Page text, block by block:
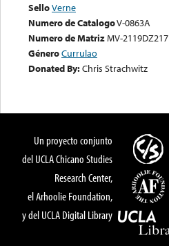
SelloVerne
Numero de CatalogoV-0863A
Numero de MatrizMV-2119DZ217
GéneroCurrulao
Donated By:Chris Strachwitz
Un proyecto conjunto
del UCLA Chicano Studies
Research Center,
el Arhoolie Foundation,
y del UCLA Digital Library